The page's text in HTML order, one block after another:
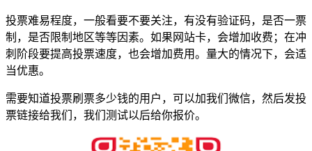
投票难易程度，一般看要不要关注，有没有验证码，是否一票
制，是否限制地区等等因素。如果网站卡，会增加收费；在冲
刺阶段要提高投票速度，也会增加费用。量大的情况下，会适
当优惠。
需要知道投票刷票多少钱的用户，可以加我们微信，然后发投
票链接给我们，我们测试以后给你报价。